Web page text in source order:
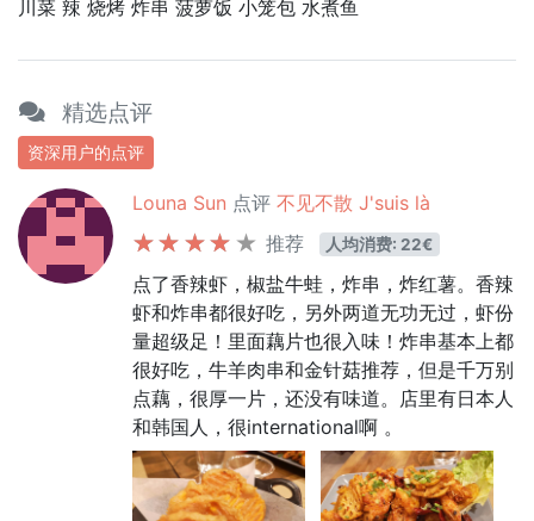
川菜 辣 烧烤 炸串 菠萝饭 小笼包 水煮鱼
精选点评
资深用户的点评
Louna Sun 点评 不见不散 J'suis là
推荐
人均消费: 22€
点了香辣虾，椒盐牛蛙，炸串，炸红薯。香辣
虾和炸串都很好吃，另外两道无功无过，虾份
量超级足！里面藕片也很入味！炸串基本上都
很好吃，牛羊肉串和金针菇推荐，但是千万别
点藕，很厚一片，还没有味道。店里有日本人
和韩国人，很international啊 。